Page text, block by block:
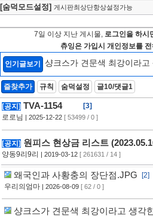
[숨덕모드설정] 게시판최상단항상설정가능
7일 이상 지난 게시물, 로그인을 하시
츄잉은 가입시 개인정보를
인기글보기 샹크스가 견문색 최강이라고
즐찾추가 규칙 숨덕설정 글10/댓글1
[공지] TVA-1154
[3]
로로님
| 2025-12-22 [ 53499 / 0 ]
[공지] 원피스 현상금 리스트
양동9리9리
| 2019-03-12 [ 261631 / 14 ]
왜국인과 사황충의 장단점.JPG
[2]
우리의엄마 | 2026-08-09 [ 62 / 0 ]
샹크스가 견문색 최강이라고 생각